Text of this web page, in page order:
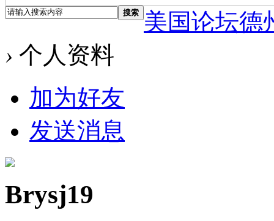
搜索
美国论坛德
› 个人资料
加为好友
发送消息
Brysj19